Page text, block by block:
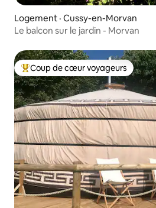
Logement · Cussy-en-Morvan
Le balcon sur le jardin - Morvan
Coup de cœur voyageurs parmi les
Coup de cœur voyageurs